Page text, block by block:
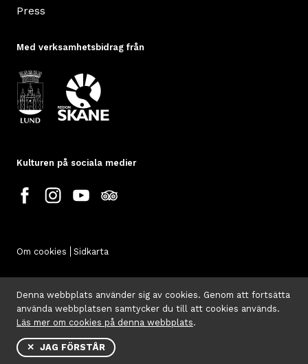
Denna webbplats använder sig av cookies. Genom att fortsätta
använda webbplatsen samtycker du till att cookies används.
Läs mer om cookies på denna webbplats.
✕ JAG FÖRSTÅR
Press
Med verksamhetsbidrag från
Kulturen på sociala medier
Om cookies Sidkarta